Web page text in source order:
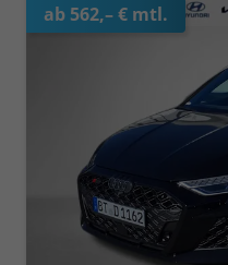
ab 562,– € mtl.